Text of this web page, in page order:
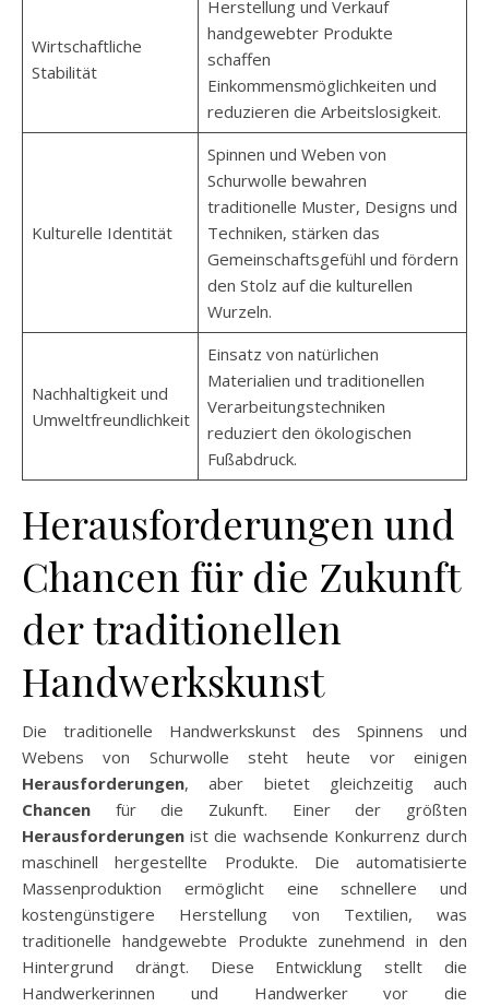
Wirtschaftliche
Stabilität
Herstellung und Verkauf
handgewebter Produkte
schaffen
Einkommensmöglichkeiten und
reduzieren die Arbeitslosigkeit.
Kulturelle Identität
Spinnen und Weben von
Schurwolle bewahren
traditionelle Muster, Designs und
Techniken, stärken das
Gemeinschaftsgefühl und fördern
den Stolz auf die kulturellen
Wurzeln.
Nachhaltigkeit und
Umweltfreundlichkeit
Einsatz von natürlichen
Materialien und traditionellen
Verarbeitungstechniken
reduziert den ökologischen
Fußabdruck.
Herausforderungen und
Chancen für die Zukunft
der traditionellen
Handwerkskunst
Die traditionelle Handwerkskunst des Spinnens und
Webens von Schurwolle steht heute vor einigen
Herausforderungen, aber bietet gleichzeitig auch
Chancen für die Zukunft. Einer der größten
Herausforderungen ist die wachsende Konkurrenz durch
maschinell hergestellte Produkte. Die automatisierte
Massenproduktion ermöglicht eine schnellere und
kostengünstigere Herstellung von Textilien, was
traditionelle handgewebte Produkte zunehmend in den
Hintergrund drängt. Diese Entwicklung stellt die
Handwerkerinnen und Handwerker vor die